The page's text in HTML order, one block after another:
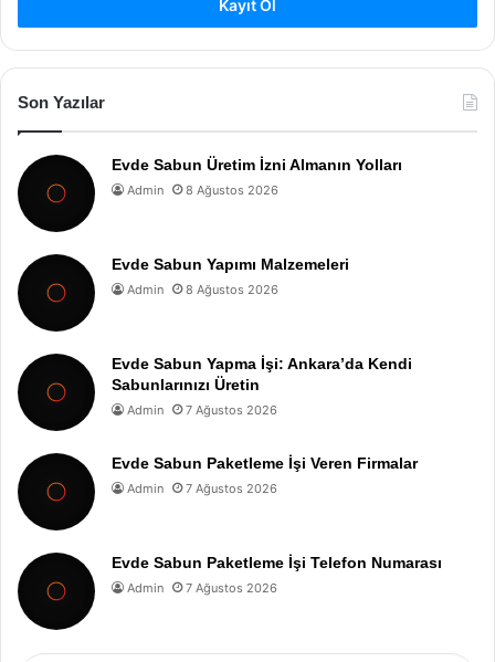
Kayıt Ol
Son Yazılar
Evde Sabun Üretim İzni Almanın Yolları
Admin 8 Ağustos 2026
Evde Sabun Yapımı Malzemeleri
Admin 8 Ağustos 2026
Evde Sabun Yapma İşi: Ankara’da Kendi
Sabunlarınızı Üretin
Admin 7 Ağustos 2026
Evde Sabun Paketleme İşi Veren Firmalar
Admin 7 Ağustos 2026
Evde Sabun Paketleme İşi Telefon Numarası
Admin 7 Ağustos 2026